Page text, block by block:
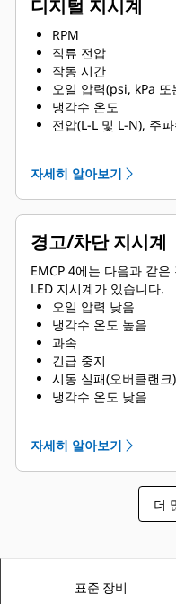
디지털 지시계
RPM
직류 전압
작동 시간
오일 압력(psi, kPa
냉각수 온도
전압(L-L 및 L-N), 주
자세히 알아보기
경고/차단 지시계
EMCP 4에는 다음과 같
LED 지시계가 있습니다.
오일 압력 낮음
냉각수 온도 높음
과속
긴급 중지
시동 실패(오버클랜크)
냉각수 온도 낮음
자세히 알아보기
더
표준 장비